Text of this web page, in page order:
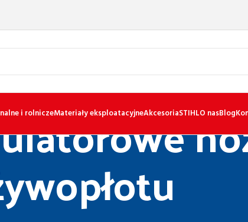
i rolniczeMateriały eksploatacyjneAkcesoriaSTIHLO nasBlog